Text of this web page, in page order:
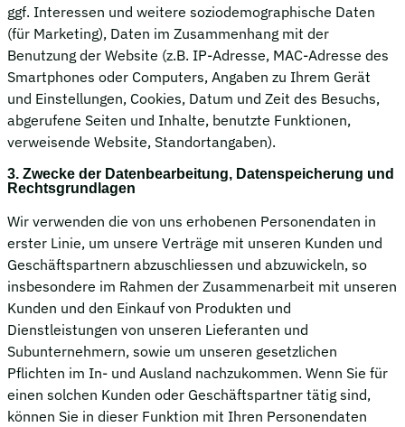
ggf. Interessen und weitere soziodemographische Daten
(für Marketing), Daten im Zusammenhang mit der
Benutzung der Website (z.B. IP-Adresse, MAC-Adresse des
Smartphones oder Computers, Angaben zu Ihrem Gerät
und Einstellungen, Cookies, Datum und Zeit des Besuchs,
abgerufene Seiten und Inhalte, benutzte Funktionen,
verweisende Website, Standortangaben).
3. Zwecke der Datenbearbeitung, Datenspeicherung und
Rechtsgrundlagen
Wir verwenden die von uns erhobenen Personendaten in
erster Linie, um unsere Verträge mit unseren Kunden und
Geschäftspartnern abzuschliessen und abzuwickeln, so
insbesondere im Rahmen der Zusammenarbeit mit unseren
Kunden und den Einkauf von Produkten und
Dienstleistungen von unseren Lieferanten und
Subunternehmern, sowie um unseren gesetzlichen
Pflichten im In- und Ausland nachzukommen. Wenn Sie für
einen solchen Kunden oder Geschäftspartner tätig sind,
können Sie in dieser Funktion mit Ihren Personendaten